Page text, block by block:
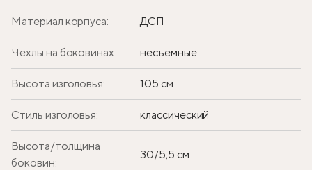
Материал корпуса: ДСП
Чехлы на боковинах: несъемные
Высота изголовья: 105 см
Стиль изголовья: классический
Высота/толщина
боковин:
30/5,5 см